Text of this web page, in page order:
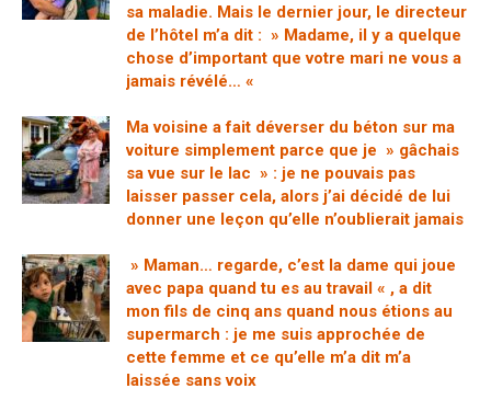
sa maladie. Mais le dernier jour, le directeur
de l’hôtel m’a dit : » Madame, il y a quelque
chose d’important que votre mari ne vous a
jamais révélé… «
Ma voisine a fait déverser du béton sur ma
voiture simplement parce que je » gâchais
sa vue sur le lac » : je ne pouvais pas
laisser passer cela, alors j’ai décidé de lui
donner une leçon qu’elle n’oublierait jamais
» Maman… regarde, c’est la dame qui joue
avec papa quand tu es au travail « , a dit
mon fils de cinq ans quand nous étions au
supermarch : je me suis approchée de
cette femme et ce qu’elle m’a dit m’a
laissée sans voix